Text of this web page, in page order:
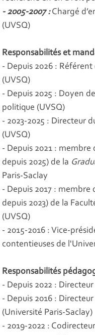
- 2005-2007 :Chargé
(UVSQ)
Responsabilités et
- Depuis 2026 :
(UVSQ)
- Depuis 2025 : Doyen
politique (UVSQ)
- 2023-2025 : Directeur
(UVSQ)
- Depuis 2021 :
depuis 2025) de la
Paris-Saclay
- Depuis 2017 :
depuis 2023) de la
(UVSQ)
- 2015-2016 : Vice-
contentieuses de
Responsabilités
- Depuis 2022 :
- Depuis 2016 :
(Université Paris-Saclay)
- 2019-2022 :